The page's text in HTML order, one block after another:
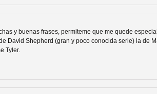
otra miniserie británica que
y buenas frases, permiteme que me quede
David Shepherd (gran y poco conocida serie) la de
Tyler.